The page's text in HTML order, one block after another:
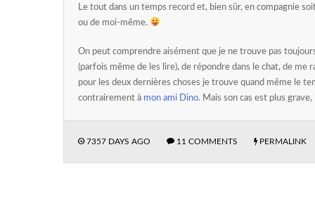
Le tout dans un temps record et, bien sûr, en compagnie
ou de moi-même.
On peut comprendre aisément que je ne trouve pas
(parfois même de les lire), de répondre dans le chat, de me
pour les deux dernières choses je trouve quand même le
contrairement à mon ami Dino. Mais son cas est plus
7357 DAYS AGO 11 COMMENTS PERMALINK